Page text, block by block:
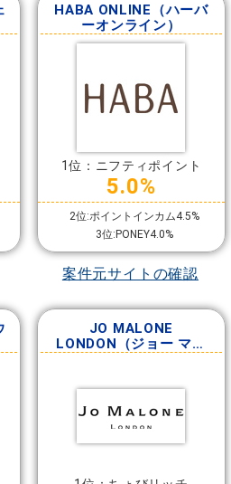
HABA ONLINE（ハーバ
ーオンライン）
1位：ニフティポイント
5.0%
2位:ポイントインカム4.5%
3位:PONEY4.0%
案件元サイトの確認
JO MALONE
LONDON（ジョー マロ